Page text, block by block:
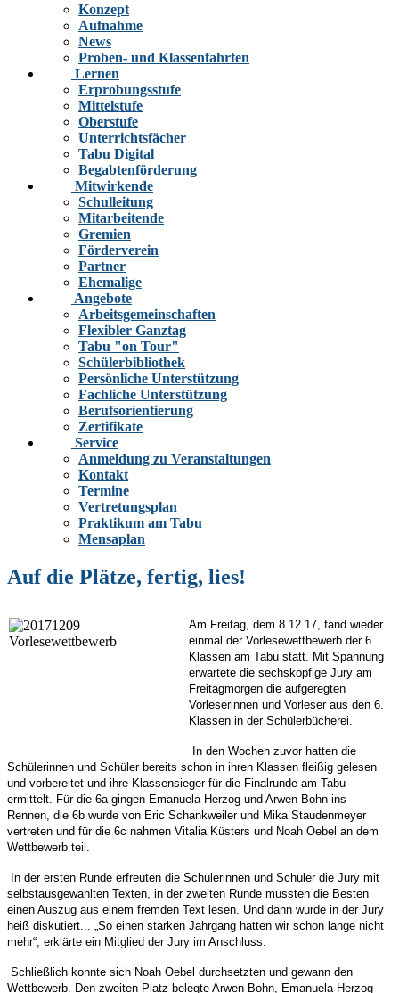
Konzept
Aufnahme
News
Proben- und Klassenfahrten
Lernen
Erprobungsstufe
Mittelstufe
Oberstufe
Unterrichtsfächer
Tabu Digital
Begabtenförderung
Mitwirkende
Schulleitung
Mitarbeitende
Gremien
Förderverein
Partner
Ehemalige
Angebote
Arbeitsgemeinschaften
Flexibler Ganztag
Tabu "on Tour"
Schülerbibliothek
Persönliche Unterstützung
Fachliche Unterstützung
Berufsorientierung
Zertifikate
Service
Anmeldung zu Veranstaltungen
Kontakt
Termine
Vertretungsplan
Praktikum am Tabu
Mensaplan
Auf die Plätze, fertig, lies!
Am Freitag, dem 8.12.17, fand wieder
einmal der Vorlesewettbewerb der 6.
Klassen am Tabu statt. Mit Spannung
erwartete die sechsköpfige Jury am
Freitagmorgen die aufgeregten
Vorleserinnen und Vorleser aus den 6.
Klassen in der Schülerbücherei.
In den Wochen zuvor hatten die
Schülerinnen und Schüler bereits schon in ihren Klassen fleißig gelesen
und vorbereitet und ihre Klassensieger für die Finalrunde am Tabu
ermittelt. Für die 6a gingen Emanuela Herzog und Arwen Bohn ins
Rennen, die 6b wurde von Eric Schankweiler und Mika Staudenmeyer
vertreten und für die 6c nahmen Vitalia Küsters und Noah Oebel an dem
Wettbewerb teil.
In der ersten Runde erfreuten die Schülerinnen und Schüler die Jury mit
selbstausgewählten Texten, in der zweiten Runde mussten die Besten
einen Auszug aus einem fremden Text lesen. Und dann wurde in der Jury
heiß diskutiert... „So einen starken Jahrgang hatten wir schon lange nicht
mehr“, erklärte ein Mitglied der Jury im Anschluss.
Schließlich konnte sich Noah Oebel durchsetzten und gewann den
Wettbewerb. Den zweiten Platz belegte Arwen Bohn, Emanuela Herzog